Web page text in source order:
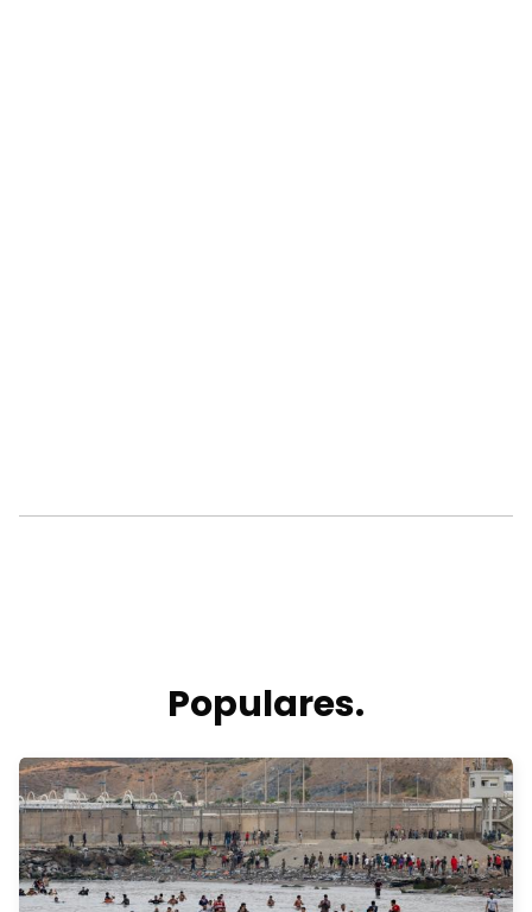
Populares.